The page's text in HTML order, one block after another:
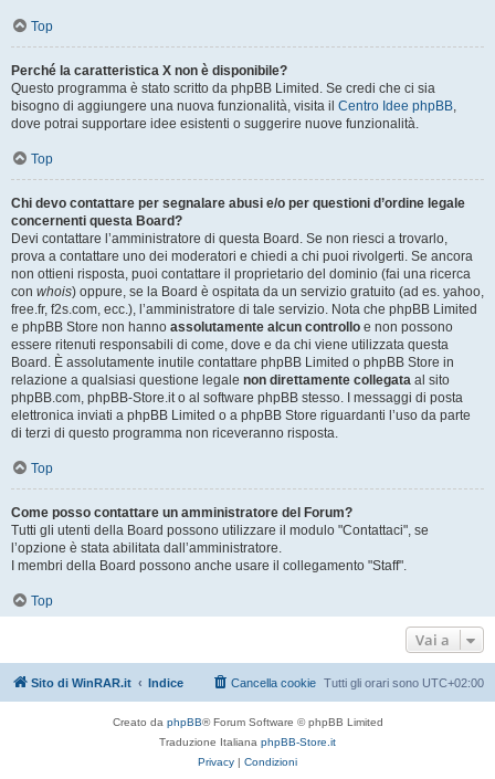
Top
Perché la caratteristica X non è disponibile?
Questo programma è stato scritto da phpBB Limited. Se credi che ci sia
bisogno di aggiungere una nuova funzionalità, visita il Centro Idee phpBB,
dove potrai supportare idee esistenti o suggerire nuove funzionalità.
Top
Chi devo contattare per segnalare abusi e/o per questioni d’ordine legale
concernenti questa Board?
Devi contattare l’amministratore di questa Board. Se non riesci a trovarlo,
prova a contattare uno dei moderatori e chiedi a chi puoi rivolgerti. Se ancora
non ottieni risposta, puoi contattare il proprietario del dominio (fai una ricerca
con whois) oppure, se la Board è ospitata da un servizio gratuito (ad es. yahoo,
free.fr, f2s.com, ecc.), l’amministratore di tale servizio. Nota che phpBB Limited
e phpBB Store non hanno assolutamente alcun controllo e non possono
essere ritenuti responsabili di come, dove e da chi viene utilizzata questa
Board. È assolutamente inutile contattare phpBB Limited o phpBB Store in
relazione a qualsiasi questione legale non direttamente collegata al sito
phpBB.com, phpBB-Store.it o al software phpBB stesso. I messaggi di posta
elettronica inviati a phpBB Limited o a phpBB Store riguardanti l’uso da parte
di terzi di questo programma non riceveranno risposta.
Top
Come posso contattare un amministratore del Forum?
Tutti gli utenti della Board possono utilizzare il modulo "Contattaci", se
l’opzione è stata abilitata dall’amministratore.
I membri della Board possono anche usare il collegamento "Staff".
Top
Vai a
Sito di WinRAR.it Indice Tutti gli orari sono UTC+02:00
Cancella cookie
Creato da phpBB® Forum Software © phpBB Limited
Traduzione Italiana phpBB-Store.it
Privacy | Condizioni